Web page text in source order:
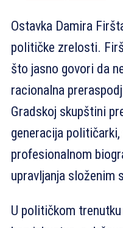
Ostavka Damira
političke zrelosti.
što jasno govori da
racionalna
Gradskoj skupštini
generacija
profesionalnom
upravljanja složenim
U političkom